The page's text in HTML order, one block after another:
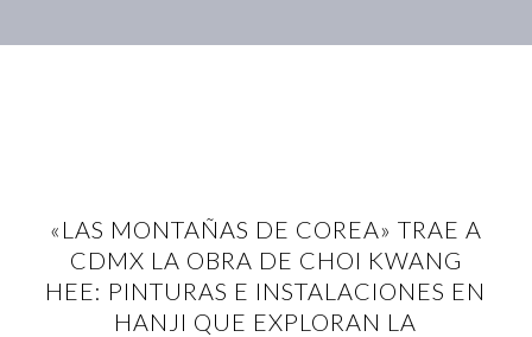
«LAS MONTAÑAS DE COREA» TRAE A
CDMX LA OBRA DE CHOI KWANG
HEE: PINTURAS E INSTALACIONES EN
HANJI QUE EXPLORAN LA